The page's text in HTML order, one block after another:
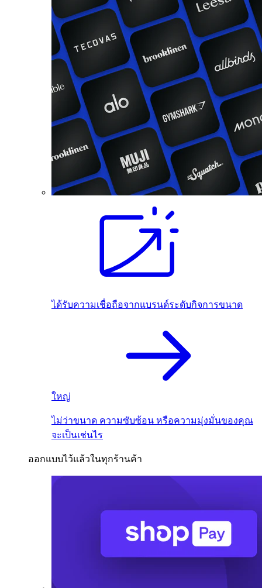
ได้รับความเชื่อถือจากแบรนด์ระดับกิจการขนาด
ใหญ่
ไม่ว่าขนาด ความซับซ้อน หรือความมุ่งมั่นของคุณ
จะเป็นเช่นไร
ออกแบบไว้แล้วในทุกร้านค้า